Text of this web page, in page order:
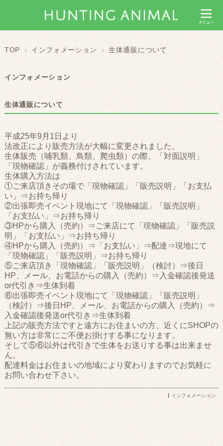
TOP インフォメーション 生体通販について
インフォメーション
生体通販について
平成25年9月1日より
法改正により販売方法が大幅に変更されました。
生体販売（哺乳類、鳥類、爬虫類）の際、「対面説明」
「現物確認」が義務付けされています。
生体購入方法は
①ご来店頂きその場で「現物確認」「販売説明」「お支払
い」⇒お持ち帰り
②出張即売イベント現地にて「現物確認」「販売説明」
「お支払い」⇒お持ち帰り
③HPから購入（売約）⇒ご来店にて「現物確認」「販売説
明」「お支払い」⇒お持ち帰り
④HPから購入（売約）⇒「お支払い」⇒配達⇒現地にて
「現物確認」「販売説明」⇒お持ち帰り
⑤ご来店頂き「現物確認」「販売説明」（検討）⇒後日
HP、メール、お電話からの購入（売約）⇒入金確認後発送
or代引き⇒生体到着
⑥出張即売イベント現地にて「現物確認」「販売説明」
（検討）⇒後日HP、メール、お電話からの購入（売約）⇒
入金確認後発送or代引き⇒生体到着
上記の販売方法ですと遠方にお住まいの方、近くにSHOPの
無い方は非常にご不便お掛けする事になります。
そして⑤⑥以外は代引きで生体をお送りする事は出来ませ
ん。
配達料金はお住まいの地域により変わりますのでお気軽に
お問い合わせ下さい。
インフォメーション